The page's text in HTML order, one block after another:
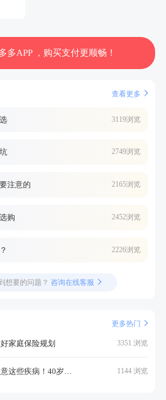
多APP ，购买支付更顺畅！
查看更多
3119浏览
2749浏览
注意的 2165浏览
购 2452浏览
2226浏览
想要的问题？ 咨询在线客服
更多热门
家庭保险规划 3351 浏览
岁的这个疾病最需要注意！ 1144 浏览